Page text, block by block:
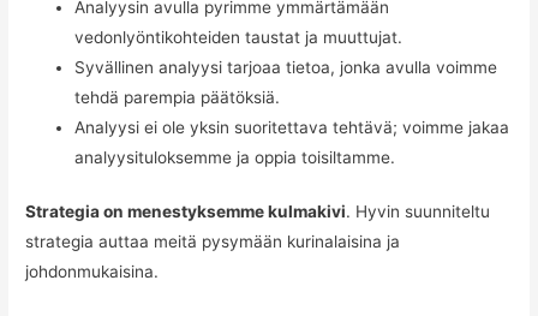
Analyysin avulla pyrimme ymmärtämään
vedonlyöntikohteiden taustat ja muuttujat.
Syvällinen analyysi tarjoaa tietoa, jonka avulla voimme
tehdä parempia päätöksiä.
Analyysi ei ole yksin suoritettava tehtävä; voimme jakaa
analyysituloksemme ja oppia toisiltamme.
Strategia on menestyksemme kulmakivi. Hyvin suunniteltu
strategia auttaa meitä pysymään kurinalaisina ja
johdonmukaisina.